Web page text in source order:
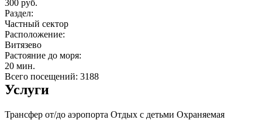
300 руб.
Раздел:
Частный сектор
Расположение:
Витязево
Растояние до моря:
20 мин.
Всего посещений: 3188
Услуги
Трансфер от/до аэропорта Отдых с детьми Охраняемая